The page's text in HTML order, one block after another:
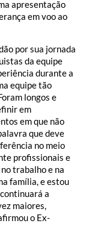
apresentação
em voo ao
por sua jornada
da equipe
durante a
equipe tão
longos e
em
em que não
que deve
no meio
profissionais e
trabalho e na
família, e estou
a
maiores,
o Ex-